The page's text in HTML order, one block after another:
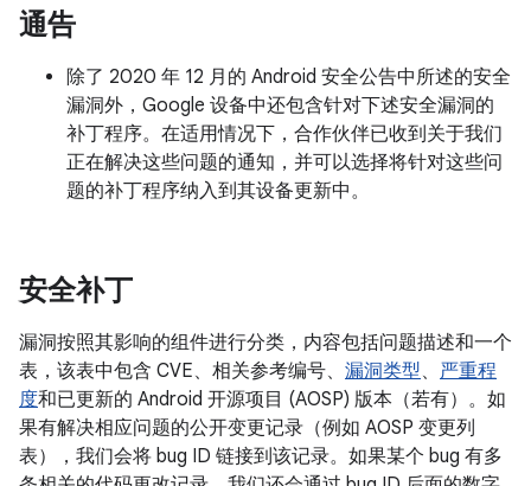
通告
除了 2020 年 12 月的 Android 安全公告中所述的安全
漏洞外，Google 设备中还包含针对下述安全漏洞的
补丁程序。在适用情况下，合作伙伴已收到关于我们
正在解决这些问题的通知，并可以选择将针对这些问
题的补丁程序纳入到其设备更新中。
安全补丁
漏洞按照其影响的组件进行分类，内容包括问题描述和一个
表，该表中包含 CVE、相关参考编号、 漏洞类型、 严重程
度和已更新的 Android 开源项目 (AOSP) 版本（若有）。如
果有解决相应问题的公开变更记录（例如 AOSP 变更列
表），我们会将 bug ID 链接到该记录。如果某个 bug 有多